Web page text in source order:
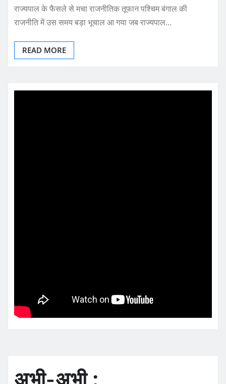
राज्यपाल के फैसले से मचा राजनीतिक तूफान पश्चिम बंगाल की
राजनीति में उस समय बड़ा भूचाल आ गया जब राज्यपाल…
READ MORE
अभी-अभी :